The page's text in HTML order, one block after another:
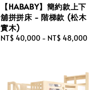
【HABABY】簡約款上下
舖拼拼床 - 階梯款 (松木
實木)
Regular
NT$ 40,000 - NT$ 48,000